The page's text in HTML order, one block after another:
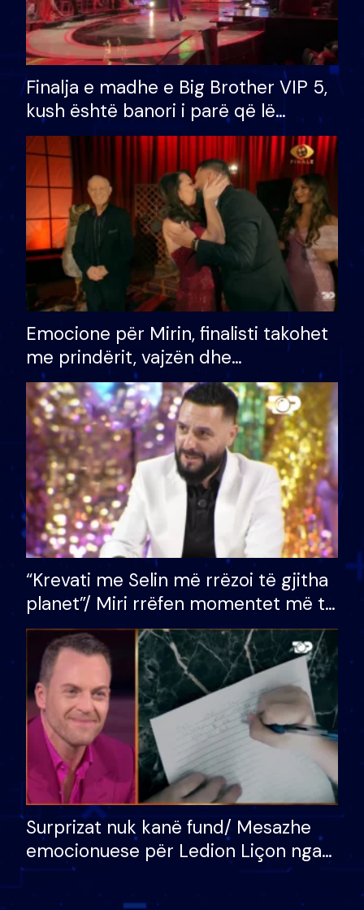
Finalja e madhe e Big Brother VIP 5,
kush është banori i parë që lë
shtëpinë dhe humb mundësinë për
të fituar çmimin e madh
Emocione për Mirin, finalisti takohet
me prindërit, vajzën dhe
bashkëshorten: S’kemi ndonjë letër
divorci apo jo?
“Krevati me Selin më rrëzoi të gjitha
planet”/ Miri rrëfen momentet më të
bukura në shtëpinë e BB VIP: Do më
mungojë zilja e mëngjesit kur…
Surprizat nuk kanë fund/ Mesazhe
emocionuese për Ledion Liçon nga
nëna dhe fëmijët e tij, moderatori
nuk i mban dot lotët: Nuk meritoj…